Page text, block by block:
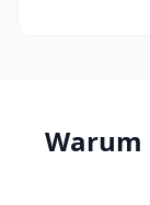
Warum